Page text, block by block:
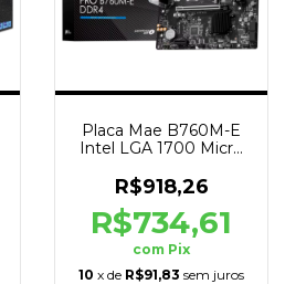
Placa Mae B760M-E
Intel LGA 1700 Micro
64gb
R$918,26
R$734,61
com Pix
10 x de R$91,83 sem juros